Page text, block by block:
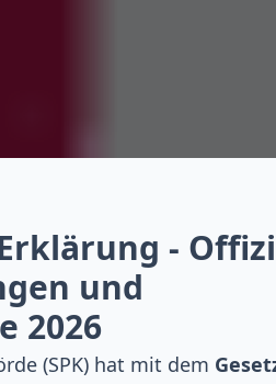
-
und
2026
(SPK) hat mit dem